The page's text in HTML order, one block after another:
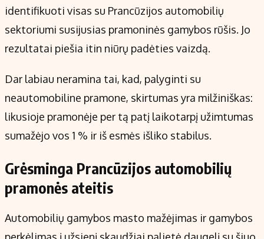
identifikuoti visas su Prancūzijos automobilių
sektoriumi susijusias pramoninės gamybos rūšis. Jo
rezultatai piešia itin niūrų padėties vaizdą.
Dar labiau neramina tai, kad, palyginti su
neautomobiline pramone, skirtumas yra milžiniškas:
likusioje pramonėje per tą patį laikotarpį užimtumas
sumažėjo vos 1 % ir iš esmės išliko stabilus.
Grėsminga Prancūzijos automobilių
pramonės ateitis
Automobilių gamybos masto mažėjimas ir gamybos